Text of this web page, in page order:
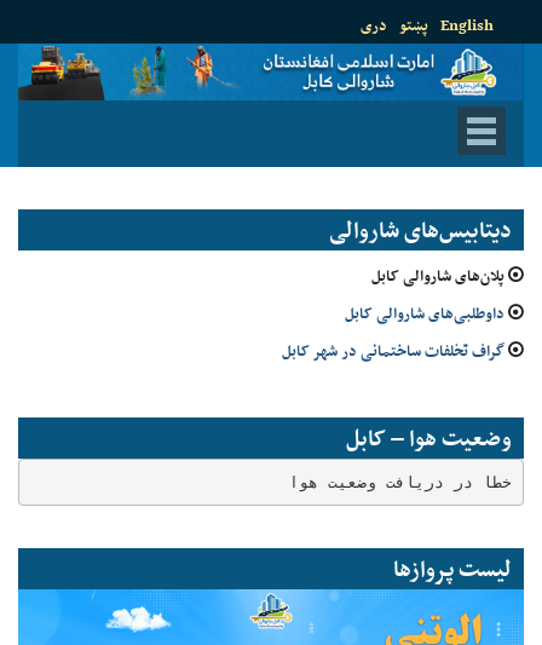
دری پښتو English
دیتابیس‌های شاروالی
پلان‌های شاروالی کابل
داوطلبی‌های شاروالی کابل
گراف تخلفات ساختمانی در شهر کابل
وضعیت هوا – کابل
خطا در دریافت وضعیت هوا
لیست پروازها